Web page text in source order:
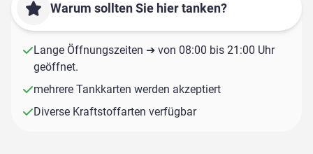
Warum sollten Sie hier tanken?
Lange Öffnungszeiten ➔ von 08:00 bis 21:00 Uhr
geöffnet.
mehrere Tankkarten werden akzeptiert
Diverse Kraftstoffarten verfügbar